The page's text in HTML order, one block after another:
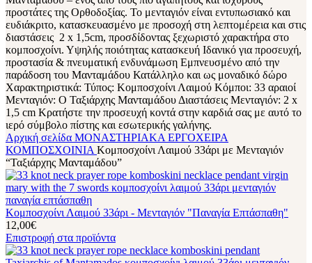
Αρχική σελίδα ΜΟΝΑΣΤΗΡΙΑΚΑ ΕΡΓΟΧΕΙΡΑ
ΚΟΜΠΟΣΧΟΙΝΙΑ Κομποσχοίνι Λαιμού 33άρι με Μενταγιόν
“Ταξιάρχης Μανταμάδου”
Κομποσχοίνι Λαιμού 33άρι - Μενταγιόν "Παναγία Επτάσπαθη"
12,00€
Επιστροφή στα προϊόντα